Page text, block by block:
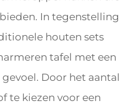
In tegenstelling
houten sets
tafel met een
Door het aantal
te kiezen voor een